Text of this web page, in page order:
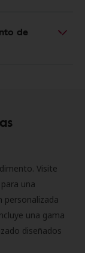
de
Visite
una
personalizada
una gama
diseñados